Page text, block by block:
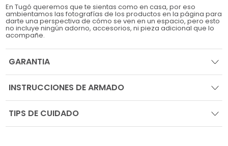
En Tugó queremos que te sientas como en casa, por eso
ambientamos las fotografías de los productos en la página para
darte una perspectiva de cómo se ven en un espacio, pero esto
no incluye ningún adorno, accesorios, ni pieza adicional que lo
acompañe.
GARANTIA
INSTRUCCIONES DE ARMADO
TIPS DE CUIDADO